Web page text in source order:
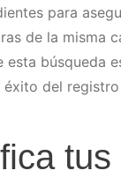
para
de la misma
esta búsqueda
del